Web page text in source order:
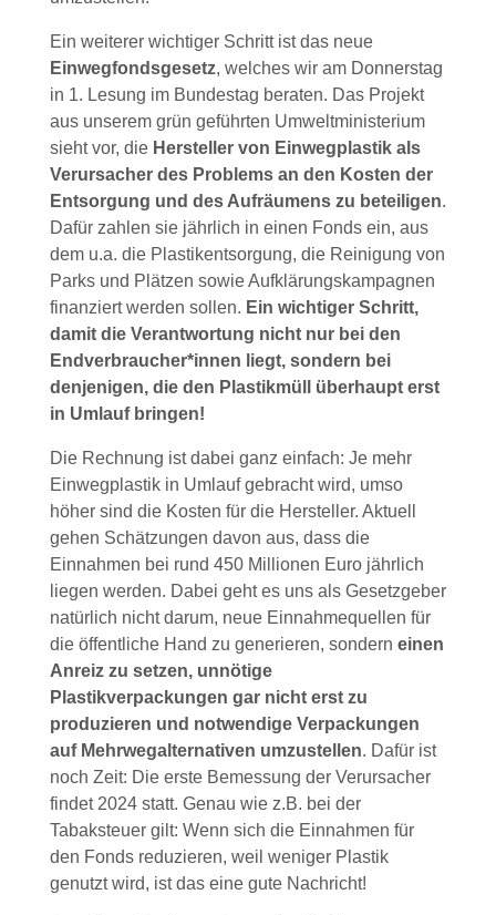
Ein weiterer wichtiger Schritt ist das neue
Einwegfondsgesetz, welches wir am Donnerstag
in 1. Lesung im Bundestag beraten. Das Projekt
aus unserem grün geführten Umweltministerium
sieht vor, die Hersteller von Einwegplastik als
Verursacher des Problems an den Kosten der
Entsorgung und des Aufräumens zu beteiligen.
Dafür zahlen sie jährlich in einen Fonds ein, aus
dem u.a. die Plastikentsorgung, die Reinigung von
Parks und Plätzen sowie Aufklärungskampagnen
finanziert werden sollen. Ein wichtiger Schritt,
damit die Verantwortung nicht nur bei den
Endverbraucher*innen liegt, sondern bei
denjenigen, die den Plastikmüll überhaupt erst
in Umlauf bringen!
Die Rechnung ist dabei ganz einfach: Je mehr
Einwegplastik in Umlauf gebracht wird, umso
höher sind die Kosten für die Hersteller. Aktuell
gehen Schätzungen davon aus, dass die
Einnahmen bei rund 450 Millionen Euro jährlich
liegen werden. Dabei geht es uns als Gesetzgeber
natürlich nicht darum, neue Einnahmequellen für
die öffentliche Hand zu generieren, sondern einen
Anreiz zu setzen, unnötige
Plastikverpackungen gar nicht erst zu
produzieren und notwendige Verpackungen
auf Mehrwegalternativen umzustellen. Dafür ist
noch Zeit: Die erste Bemessung der Verursacher
findet 2024 statt. Genau wie z.B. bei der
Tabaksteuer gilt: Wenn sich die Einnahmen für
den Fonds reduzieren, weil weniger Plastik
genutzt wird, ist das eine gute Nachricht!